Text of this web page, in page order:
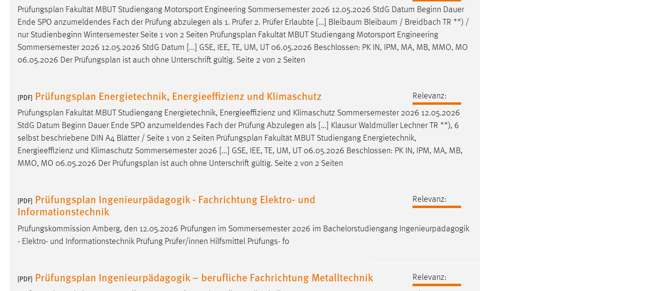
Prüfungsplan Fakultät MBUT Studiengang Motorsport Engineering Sommersemester 2026 12.05.2026 StdG Datum Beginn Dauer
Ende SPO anzumeldendes Fach der Prüfung abzulegen als 1. Prüfer 2. Prüfer Erlaubte [...] Bleibaum Bleibaum / Breidbach TR **) /
nur Studienbeginn Wintersemester Seite 1 von 2 Seiten Prüfungsplan Fakultät MBUT Studiengang Motorsport Engineering
Sommersemester 2026 12.05.2026 StdG Datum [...] GSE, IEE, TE, UM, UT 06.05.2026 Beschlossen: PK IN, IPM, MA, MB, MMO, MO
06.05.2026 Der Prüfungsplan ist auch ohne Unterschrift gültig. Seite 2 von 2 Seiten
[PDF] Prüfungsplan Energietechnik, Energieeffizienz und Klimaschutz
Relevanz:
Prüfungsplan Fakultät MBUT Studiengang Energietechnik, Energieeffizienz und Klimaschutz Sommersemester 2026 12.05.2026
StdG Datum Beginn Dauer Ende SPO anzumeldendes Fach der Prüfung Abzulegen als [...] Klausur Waldmüller Lechner TR **), 6
selbst beschriebene DIN A4 Blätter / Seite 1 von 2 Seiten Prüfungsplan Fakultät MBUT Studiengang Energietechnik,
Energieeffizienz und Klimaschutz Sommersemester 2026 [...] GSE, IEE, TE, UM, UT 06.05.2026 Beschlossen: PK IN, IPM, MA, MB,
MMO, MO 06.05.2026 Der Prüfungsplan ist auch ohne Unterschrift gültig. Seite 2 von 2 Seiten
[PDF] Prüfungsplan Ingenieurpädagogik - Fachrichtung Elektro- und
Informationstechnik
Relevanz:
Prüfungskommission Amberg, den 12.05.2026 Prüfungen im Sommersemester 2026 im Bachelorstudiengang Ingenieurpädagogik
- Elektro- und Informationstechnik Prüfung Prüfer/innen Hilfsmittel Prüfungs- fo
[PDF] Prüfungsplan Ingenieurpädagogik – berufliche Fachrichtung Metalltechnik
Relevanz:
des Benutzers
Cookie Laufzeit: 1 Jahr
Performance
Zweck:
Für performante Seitenauslieferung wird
in diesem Cookie gespeichert, ob man
eingeloggt ist.
Sprachpräferenz
Name: site-language-preference
Cookie Laufzeit: 30 Tage
Chat
5e9dbeb1811c0446